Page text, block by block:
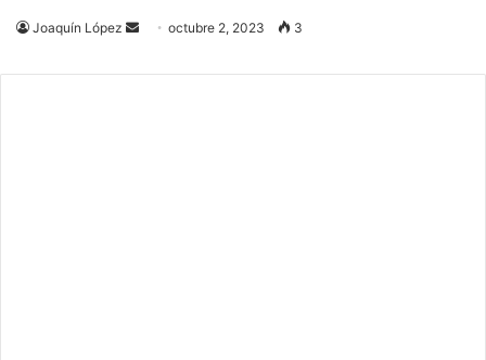
Joaquín López
Send
email
octubre 2, 2023 3